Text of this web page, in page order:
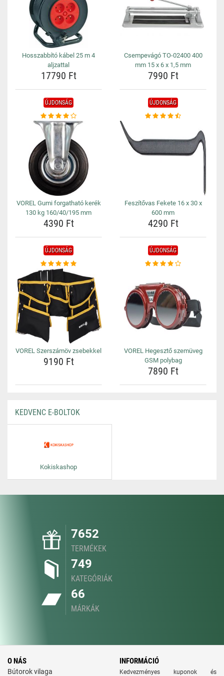
Hosszabbító kábel 25 m 4
aljzattal
17790 Ft
Csempevágó TO-02400 400
mm 15 x 6 x 1,5 mm
7990 Ft
ÚJDONSÁG
VOREL Gumi forgatható kerék
130 kg 160/40/195 mm
4390 Ft
ÚJDONSÁG
Feszítővas Fekete 16 x 30 x
600 mm
4290 Ft
ÚJDONSÁG
VOREL Szerszámöv zsebekkel
9190 Ft
ÚJDONSÁG
VOREL Hegesztő szemüveg
GSM polybag
7890 Ft
KEDVENC E-BOLTOK
Kokiskashop
7652
TERMÉKEK
749
KATEGÓRIÁK
66
MÁRKÁK
O NÁS
Bútorok vilaga
INFORMÁCIÓ
Kedvezményes kuponok és